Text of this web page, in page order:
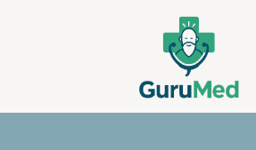
content